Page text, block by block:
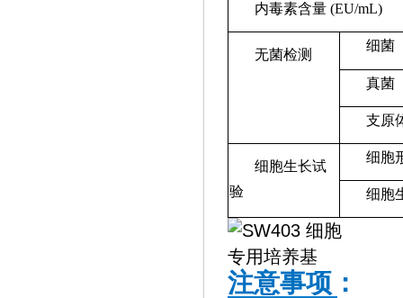
内毒素含量 (EU/mL)
无菌检测
细菌
真菌
支原
细胞生长试
验
细胞
细胞
注意事项：